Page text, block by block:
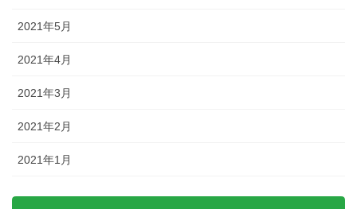
2021年5月
2021年4月
2021年3月
2021年2月
2021年1月